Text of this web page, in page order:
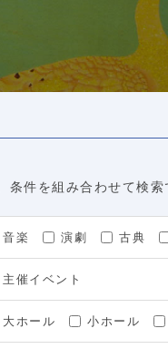
条件を組み合わせて検索
音楽 演劇 古典
主催イベント
大ホール 小ホール